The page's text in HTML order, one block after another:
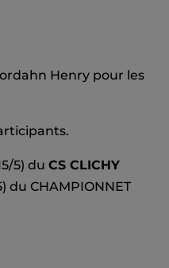
Henry pour les
5) duCS CLICHY
du CHAMPIONNET